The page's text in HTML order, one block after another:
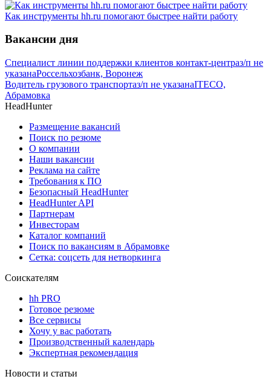
Как инструменты hh.ru помогают быстрее найти работу
Вакансии дня
Специалист линии поддержки клиентов контакт-центраз/п не
указанаРоссельхозбанк, Воронеж
Водитель грузового транспортаз/п не указанаITECO,
Абрамовка
HeadHunter
Размещение вакансий
Поиск по резюме
О компании
Наши вакансии
Реклама на сайте
Требования к ПО
Безопасный HeadHunter
HeadHunter API
Партнерам
Инвесторам
Каталог компаний
Поиск по вакансиям в Абрамовке
Сетка: соцсеть для нетворкинга
Соискателям
hh PRO
Готовое резюме
Все сервисы
Хочу у вас работать
Производственный календарь
Экспертная рекомендация
Новости и статьи